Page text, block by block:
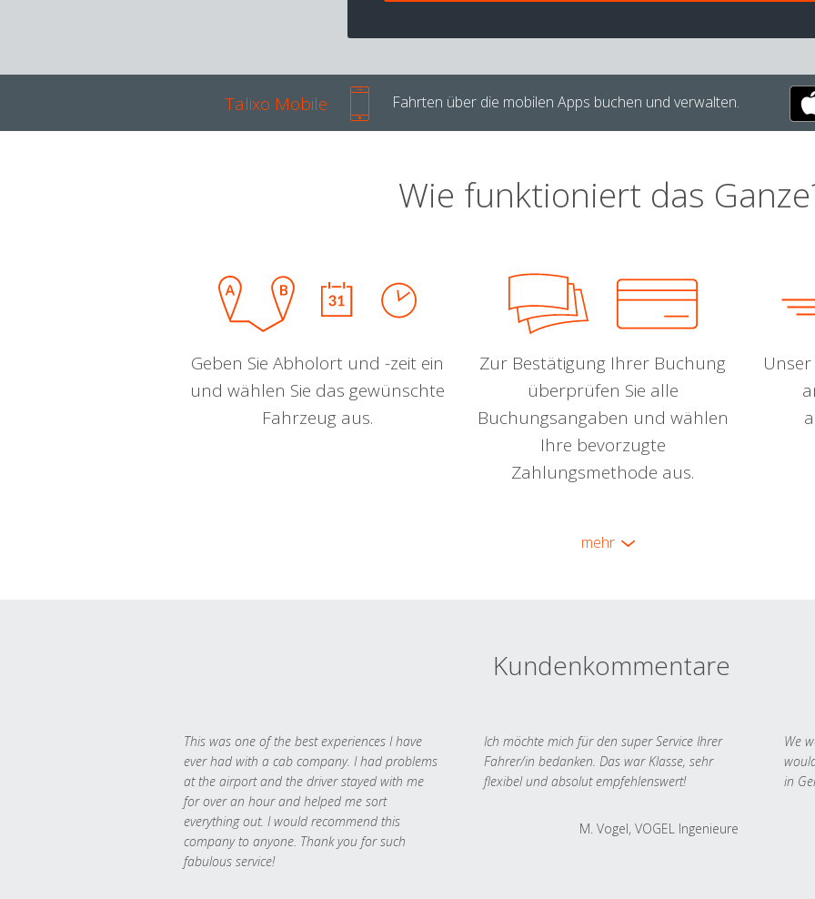
Talixo Mobile Fahrten über die mobilen Apps buchen und verwalten.
Wie funktioniert das
Geben Sie Abholort und -zeit ein
und wählen Sie das gewünschte
Fahrzeug aus.
Zur Bestätigung Ihrer Buchung
überprüfen Sie alle
Buchungsangaben und wählen
Ihre bevorzugte
Zahlungsmethode aus.
mehr
Kundenkommentare
This was one of the best experiences I have
ever had with a cab company. I had problems
at the airport and the driver stayed with me
for over an hour and helped me sort
everything out. I would recommend this
company to anyone. Thank you for such
fabulous service!
Ich möchte mich für den super Service Ihrer
Fahrer/in bedanken. Das war Klasse, sehr
flexibel und absolut empfehlenswert!
M. Vogel, VOGEL Ingenieure
We
in